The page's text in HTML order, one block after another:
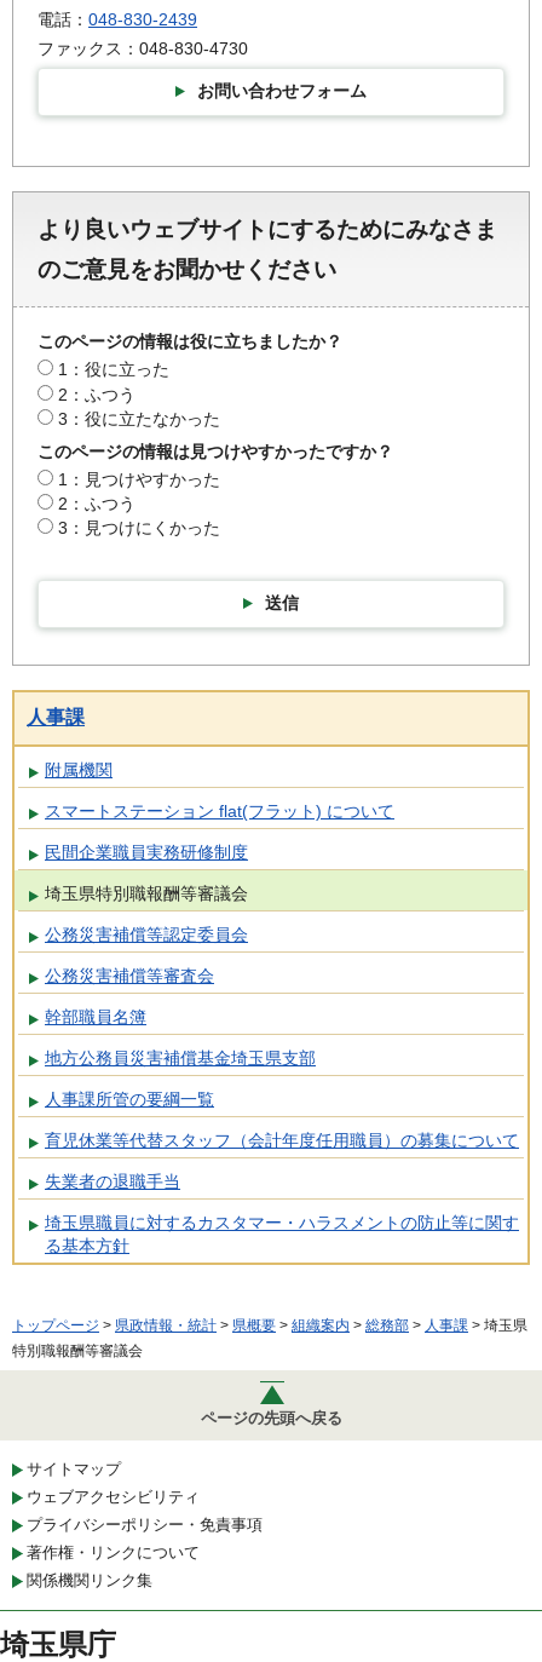
電話： 048-830-2439
ファックス：048-830-4730
お問い合わせフォーム
より良いウェブサイトにするためにみなさま
のご意見をお聞かせください
このページの情報は役に立ちましたか？
1：役に立った
2：ふつう
3：役に立たなかった
このページの情報は見つけやすかったですか？
1：見つけやすかった
2：ふつう
3：見つけにくかった
送信
人事課
附属機関
スマートステーション flat(フラット) について
民間企業職員実務研修制度
埼玉県特別職報酬等審議会
公務災害補償等認定委員会
公務災害補償等審査会
幹部職員名簿
地方公務員災害補償基金埼玉県支部
人事課所管の要綱一覧
育児休業等代替スタッフ（会計年度任用職員）の募集について
失業者の退職手当
埼玉県職員に対するカスタマー・ハラスメントの防止等に関す
る基本方針
トップページ > 県政情報・統計 > 県概要 > 組織案内 > 総務部 > 人事課 > 埼玉県
特別職報酬等審議会
ページの先頭へ戻る
サイトマップ
ウェブアクセシビリティ
プライバシーポリシー・免責事項
著作権・リンクについて
関係機関リンク集
埼玉県庁